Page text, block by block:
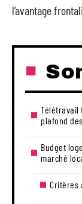
l’avantage
Télétravail
plafond
Budget
marché
Critères